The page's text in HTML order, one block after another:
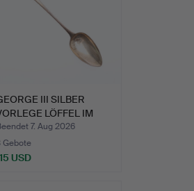
III SILBER
LÖFFEL IM
EN…7. Aug 2026
Gebote
USD